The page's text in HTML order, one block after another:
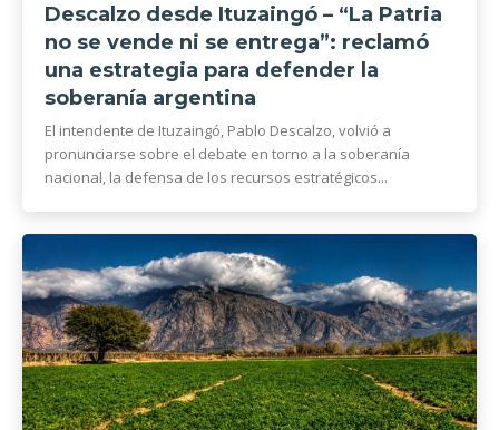
Descalzo desde Ituzaingó – “La Patria
no se vende ni se entrega”: reclamó
una estrategia para defender la
soberanía argentina
El intendente de Ituzaingó, Pablo Descalzo, volvió a
pronunciarse sobre el debate en torno a la soberanía
nacional, la defensa de los recursos estratégicos...